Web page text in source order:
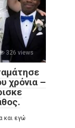
326 views
χρόνια –
και εγώ